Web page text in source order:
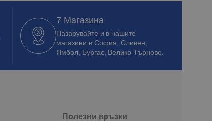
7 Магазина
Пазарувайте и в нашите
магазини в София, Сливен,
Ямбол, Бургас, Велико Търново.
Полезни връзки